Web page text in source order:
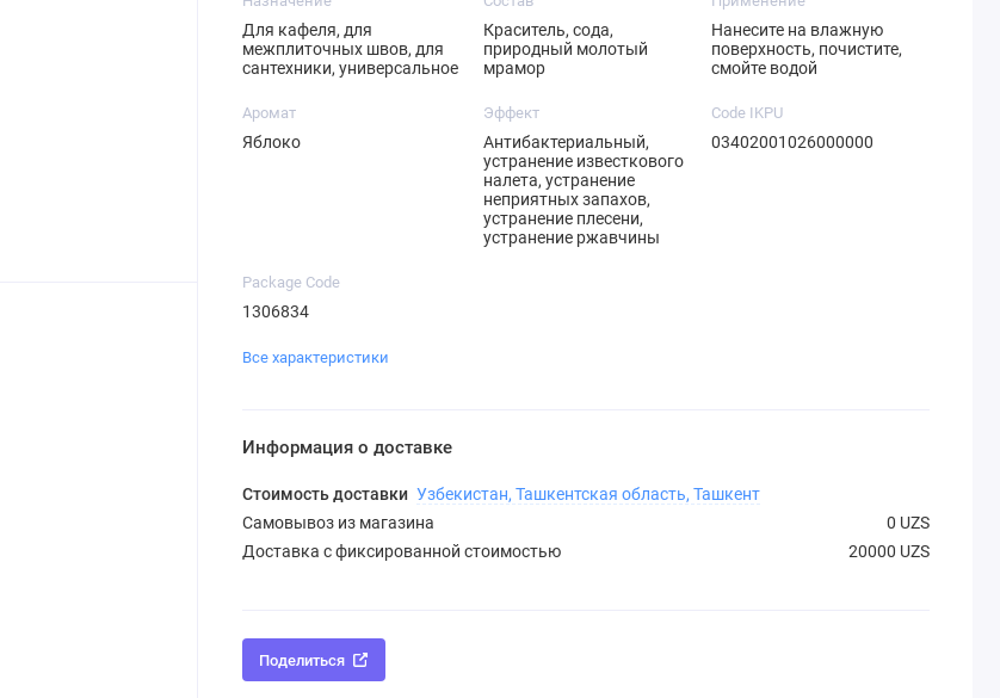
Для кафеля, для
межплиточных швов, для
сантехники, универсальное
Краситель, сода,
природный молотый
мрамор
Нанесите на влажную
поверхность, почистите,
смойте водой
Аромат
Яблоко
Эффект
Антибактериальный,
устранение известкового
налета, устранение
неприятных запахов,
устранение плесени,
устранение ржавчины
Code IKPU
03402001026000000
Package Code
1306834
Все характеристики
Информация о доставке
Стоимость доставки Узбекистан, Ташкентская область, Ташкент
Самовывоз из магазина
0 UZS
Доставка с фиксированной стоимостью
20000 UZS
Поделиться